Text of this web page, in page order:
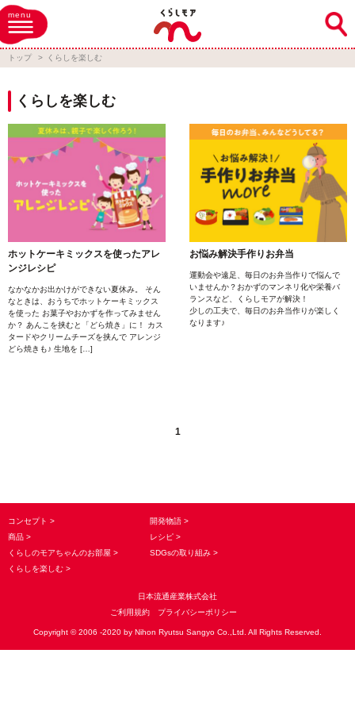
menu
トップ くらしを楽しむ
くらしを楽しむ
ホットケーキミックスを使ったアレ
ンジレシピ
なかなかお出かけができない夏休み。 そん
なときは、おうちでホットケーキミックス
を使った お菓子やおかずを作ってみません
か？ あんこを挟むと「どら焼き」に！ カス
タードやクリームチーズを挟んで アレンジ
どら焼きも♪ 生地を […]
お悩み解決手作りお弁当
運動会や遠足、毎日のお弁当作りで悩んで
いませんか？おかずのマンネリ化や栄養バ
ランスなど、くらしモアが解決！
少しの工夫で、毎日のお弁当作りが楽しく
なります♪
1
コンセプト
商品
くらしのモアちゃんのお部屋
くらしを楽しむ
開発物語
レシピ
SDGsの取り組み
日本流通産業株式会社
ご利用規約
プライバシーポリシー
Copyright © 2006 -2020 by Nihon Ryutsu Sangyo Co.,Ltd. All Rights Reserved.